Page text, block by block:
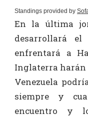
Standings provided by
En la última
desarrollará el
enfrentará a
Inglaterra harán
Venezuela
siempre y
encuentro y